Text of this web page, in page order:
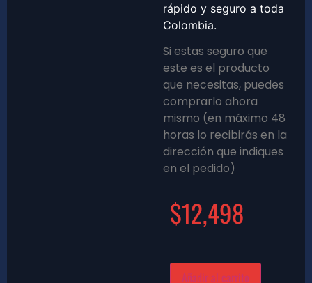
rápido y seguro a toda
Colombia.
Si estas seguro que
este es el producto
que necesitas, puedes
comprarlo ahora
mismo (en máximo 48
horas lo recibirás en la
dirección que indiques
en el pedido)
$12,498
Añadir al carrito